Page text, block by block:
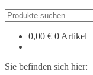
Suchen
nach:
0,00 € 0 Artikel
Sie befinden sich hier: